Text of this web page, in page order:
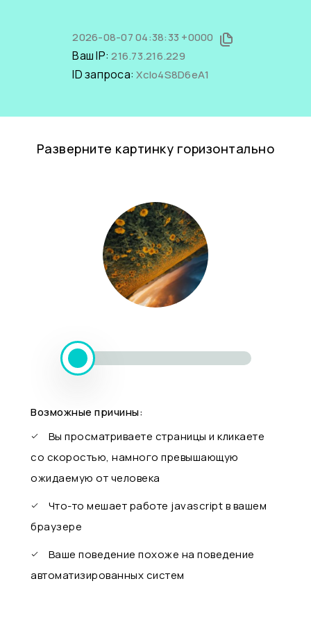
2026-08-07 04:38:33 +0000
Ваш IP:216.73.216.229
ID запроса:XcIo4S8D6eA1
Разверните картинку горизонтально
Возможные причины:
Вы просматриваете страницы и кликаете
со скоростью, намного превышающую
ожидаемую от человека
Что-то мешает работе javascript в вашем
браузере
Ваше поведение похоже на поведение
автоматизированных систем